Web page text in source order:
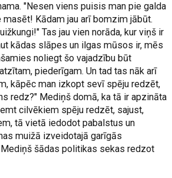
"Nesen viens puisis man pie galda
masēt! Kādam jau arī bomzim jābūt.
Tas jau vien norāda, kur viņš ir
kādas slāpes un ilgas mūsos ir, mēs
noliegt šo vajadzību būt
piederīgam. Un tad tas nāk arī
kāpēc man izkopt sevī spēju redzēt,
redz?" Mediņš domā, ka tā ir apzināta
cilvēkiem spēju redzēt, sajust,
tā vietā iedodot pabalstus un
muižā izveidotajā garīgās
šādas politikas sekas redzot